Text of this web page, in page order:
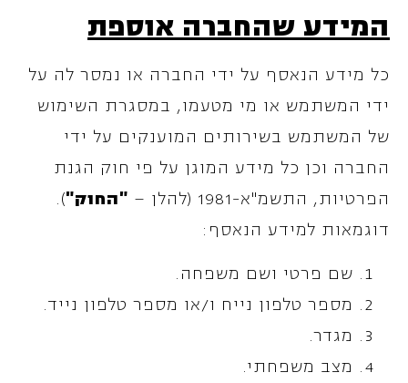
המידע שהחברה אוספת
כל מידע הנאסף על ידי החברה או נמסר לה על
ידי המשתמש או מי מטעמו, במסגרת השימוש
של המשתמש בשירותים המוענקים על ידי
החברה וכן כל מידע המוגן על פי חוק הגנת
הפרטיות, התשמ"א-1981 (להלן –
"החוק").
דוגמאות למידע הנאסף:
שם פרטי ושם משפחה.
מספר טלפון נייח ו/או מספר טלפון נייד.
מגדר.
מצב משפחתי.